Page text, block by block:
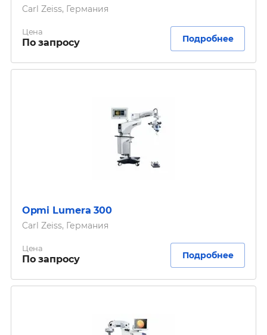
Carl Zeiss, Германия
Цена
По запросу Подробнее
Opmi Lumera 300
Carl Zeiss, Германия
Цена
По запросу Подробнее